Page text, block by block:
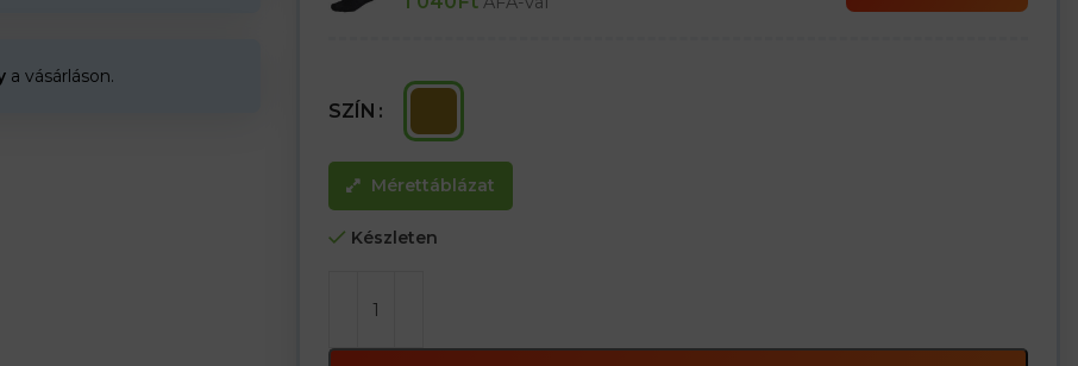
a vásárláson.
SZÍN
Mérettáblázat
Készleten